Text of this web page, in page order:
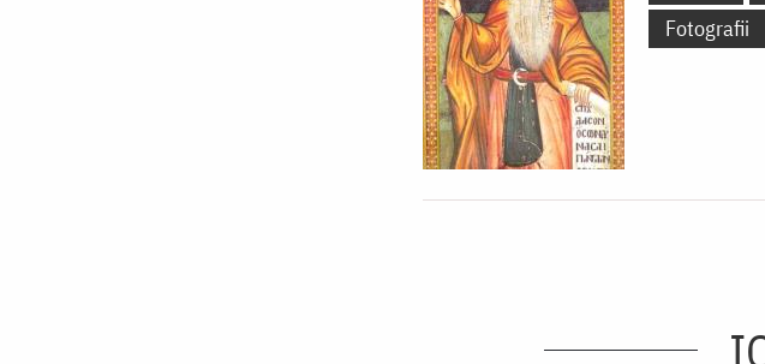
Fotografii